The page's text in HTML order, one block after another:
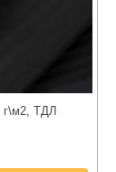
г\м2, ТДЛ